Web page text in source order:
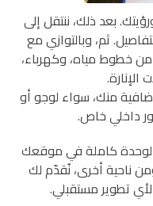
بعد ذلك، ننتقل إلى
ثم، وبالتوازي مع
من خطوط مياه، وكهرباء،
منك، سواء لوجو أو
داخلي خاص.
كاملة في موقعك
ناحية أخرى، نُقدّم لك
تطوير مستقبلي.